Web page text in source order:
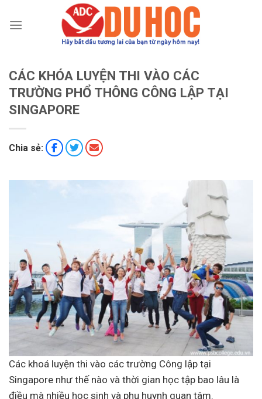
đến
CÁC KHÓA LUYỆN THI VÀO CÁC
TRƯỜNG PHỔ THÔNG CÔNG LẬP TẠI
SINGAPORE
Chia sẻ:
Các khoá luyện thi vào các trường Công lập tại
Singapore như thế nào và thời gian học tập bao lâu là
điều mà nhiều học sinh và phụ huynh quan tâm.